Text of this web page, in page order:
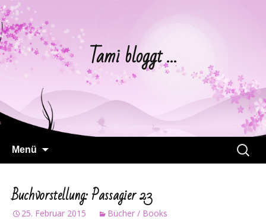
Tami bloggt …
Menü
Suchen
nach:
Buchvorstellung: Passagier 23
25. Februar 2015 Bücher / Books